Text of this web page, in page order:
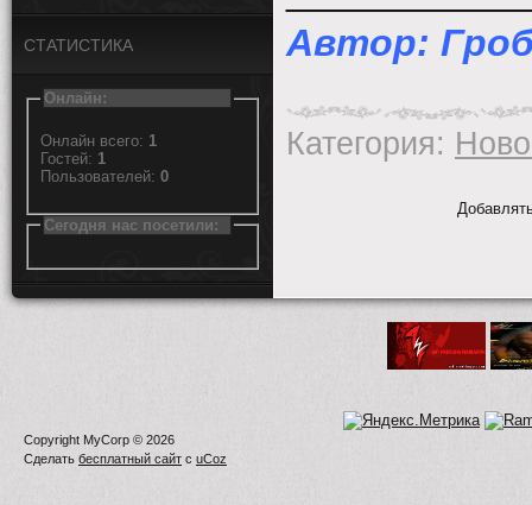
СТАТИСТИКА
Онлайн:
Онлайн всего: 1
Гостей: 1
Пользователей: 0
Сегодня нас посетили:
Автор:
Категория:
Copyright MyCorp © 2026
Сделать бесплатный сайт с uCoz